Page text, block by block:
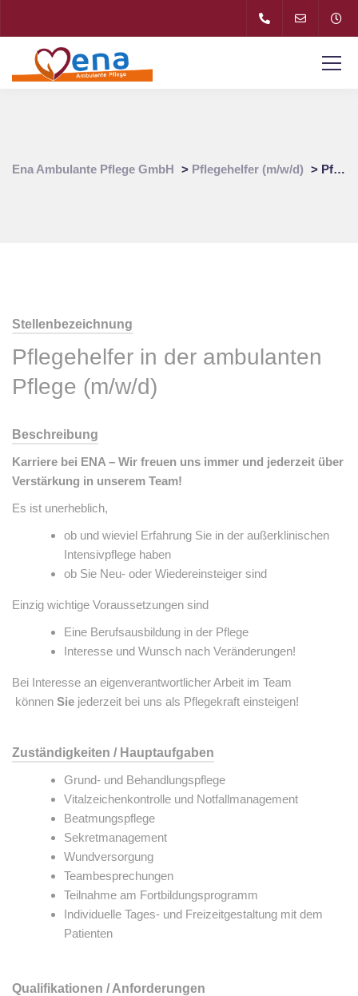
Ena Ambulante Pflege GmbH > Pflegehelfer (m/w/d) > Pflegehelfer (m/w/d) für Pflegedienst in 80538 Ludwigsvorstadt-Isarvorstadt
Stellenbezeichnung
Pflegehelfer in der ambulanten
Pflege (m/w/d)
Beschreibung
Karriere bei ENA – Wir freuen uns immer und jederzeit über
Verstärkung in unserem Team!
Es ist unerheblich,
ob und wieviel Erfahrung Sie in der außerklinischen
Intensivpflege haben
ob Sie Neu- oder Wiedereinsteiger sind
Einzig wichtige Voraussetzungen sind
Eine Berufsausbildung in der Pflege
Interesse und Wunsch nach Veränderungen!
Bei Interesse an eigenverantwortlicher Arbeit im Team
können Sie jederzeit bei uns als Pflegekraft einsteigen!
Zuständigkeiten / Hauptaufgaben
Grund- und Behandlungspflege
Vitalzeichenkontrolle und Notfallmanagement
Beatmungspflege
Sekretmanagement
Wundversorgung
Teambesprechungen
Teilnahme am Fortbildungsprogramm
Individuelle Tages- und Freizeitgestaltung mit dem
Patienten
Qualifikationen / Anforderungen